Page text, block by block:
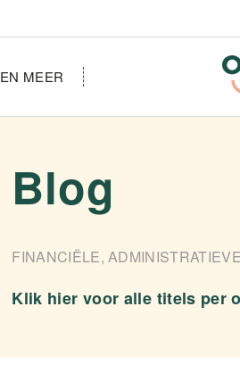
EN MEER
Blog
FINANCIËLE,
Klik hier voor alle titels per